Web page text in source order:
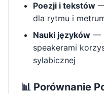
Poezji i tekstów
dla rytmu i
Nauki języków —
speakerami
sylabicznej
📊 Porównanie